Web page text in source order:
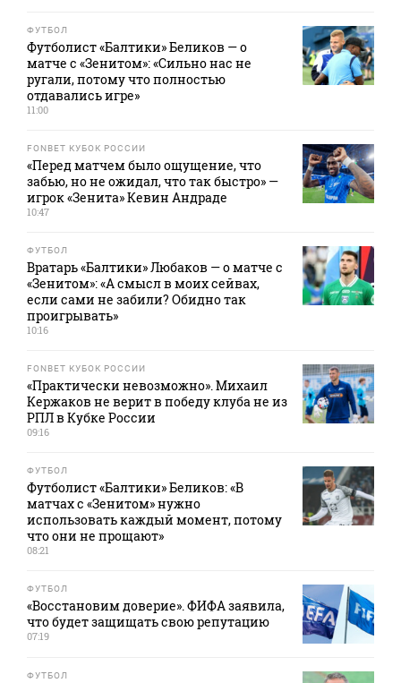
ФУТБОЛ
Футболист «Балтики» Беликов — о
матче с «Зенитом»: «Сильно нас не
ругали, потому что полностью
отдавались игре»
11:00
FONBET КУБОК РОССИИ
«Перед матчем было ощущение, что
забью, но не ожидал, что так быстро» —
игрок «Зенита» Кевин Андраде
10:47
ФУТБОЛ
Вратарь «Балтики» Любаков — о матче с
«Зенитом»: «А смысл в моих сейвах,
если сами не забили? Обидно так
проигрывать»
10:16
FONBET КУБОК РОССИИ
«Практически невозможно». Михаил
Кержаков не верит в победу клуба не из
РПЛ в Кубке России
09:16
ФУТБОЛ
Футболист «Балтики» Беликов: «В
матчах с «Зенитом» нужно
использовать каждый момент, потому
что они не прощают»
08:21
ФУТБОЛ
«Восстановим доверие». ФИФА заявила,
что будет защищать свою репутацию
07:19
ФУТБОЛ